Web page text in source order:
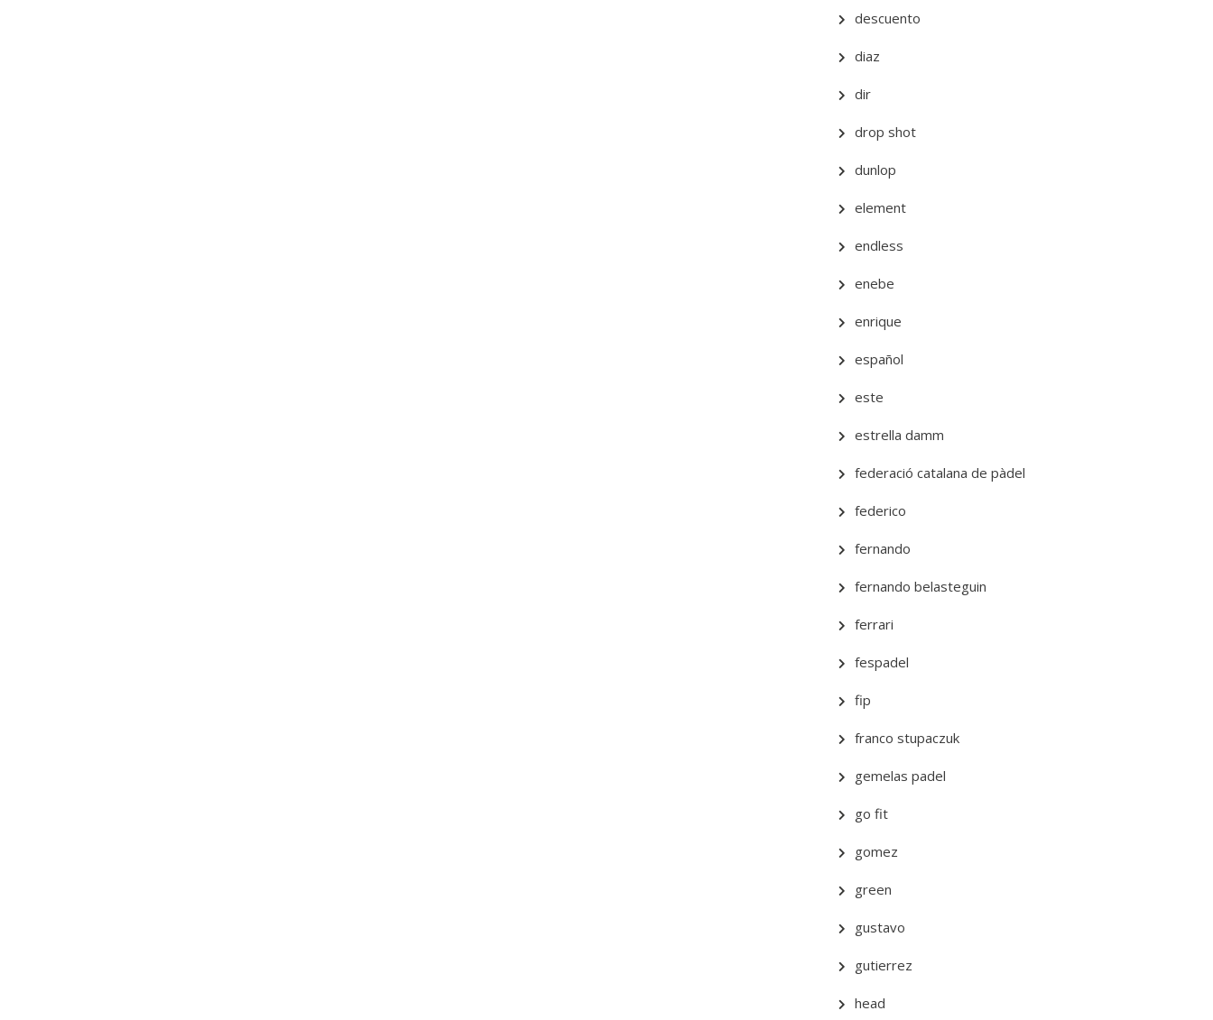
descuento
diaz
dir
drop shot
dunlop
element
endless
enebe
enrique
español
este
estrella damm
federació catalana de pàdel
federico
fernando
fernando belasteguin
ferrari
fespadel
fip
franco stupaczuk
gemelas padel
go fit
gomez
green
gustavo
gutierrez
head